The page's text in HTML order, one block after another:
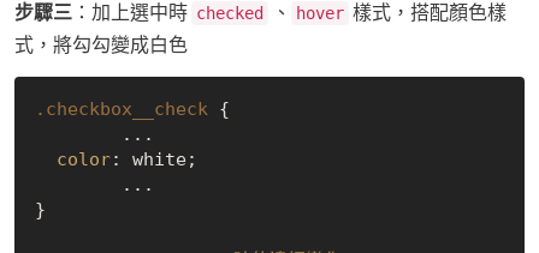
步驟三 ：加上選中時 checked 、 hover 樣式，搭配顏色樣
式，將勾勾變成白色
.checkbox__check {
color: white;
}